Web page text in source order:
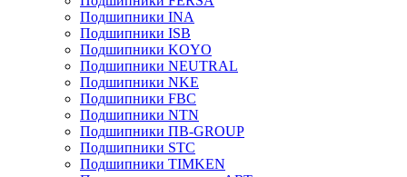
Подшипники INA
Подшипники ISB
Подшипники KOYO
Подшипники NEUTRAL
Подшипники NKE
Подшипники FBC
Подшипники NTN
Подшипники ПВ-GROUP
Подшипники STC
Подшипники TIMKEN